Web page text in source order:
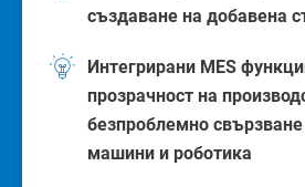
създаване на добавена
Интегрирани MES
прозрачност на
безпроблемно
машини и роботика